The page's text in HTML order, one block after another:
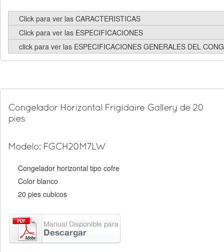
Click para ver las CARACTERISTICAS
Click para ver las ESPECIFICACIONES
click para ver las ESPECIFICACIONES GENERALES DEL
Congelador horizontal tipo cofre
Color blanco
20 pies cubicos